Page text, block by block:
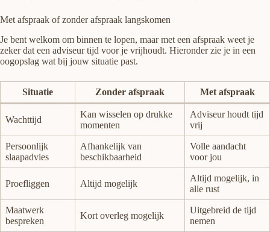
Met afspraak of zonder afspraak langskomen
Je bent welkom om binnen te lopen, maar met een afspraak weet je
zeker dat een adviseur tijd voor je vrijhoudt. Hieronder zie je in een
oogopslag wat bij jouw situatie past.
Situatie Zonder afspraak Met afspraak
Wachttijd
Kan wisselen op drukke
momenten
Adviseur houdt tijd
vrij
Persoonlijk
slaapadvies
Afhankelijk van
beschikbaarheid
Volle aandacht
voor jou
Proefliggen Altijd mogelijk
Altijd mogelijk, in
alle rust
Maatwerk
bespreken
Kort overleg mogelijk
Uitgebreid de tijd
nemen